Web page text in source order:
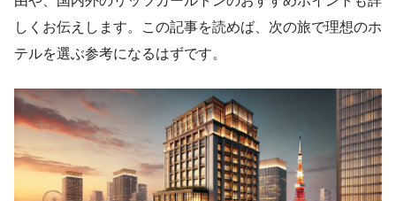
しくお伝えします。この記事を読めば、次の旅で理想のホ
テルを選ぶ参考になるはずです。